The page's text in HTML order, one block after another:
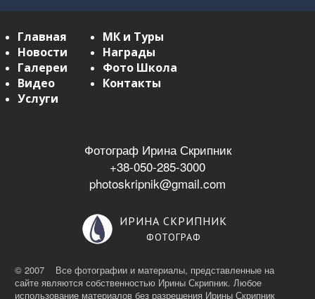
Главная
Новости
Галереи
Видео
Услуги
МК и Туры
Награды
Фото Школа
Контакты
Фотограф Ирина Скрипник
+38-050-285-3000
photoskripnik@gmail.com
ИРИНА СКРИПНИК
ФОТОГРАФ
© 2007 Все фотографии и материалы, представленные на
сайте являются собственностью Ирины Скрипник. Любое
использование материалов без разрешения Ирины Скрипник